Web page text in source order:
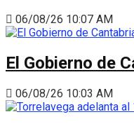
06/08/26 10:07 AM
El Gobierno de
06/08/26 10:03 AM